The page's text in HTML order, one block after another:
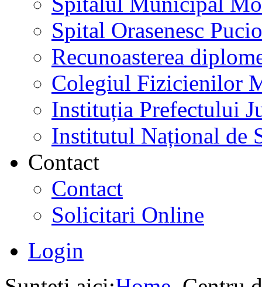
Spital Orasenesc
Recunoasterea
Colegiul Fizicienilor
Instituția Prefectului
Institutul Național de
Contact
Contact
Solicitari Online
Login